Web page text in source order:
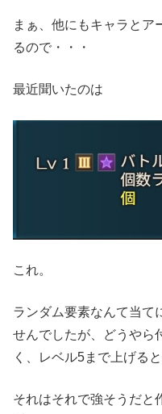
まぁ、他にもキャラとア
るので・・・
最近聞いたのは
これ。
ランダム要素なんて当て
せんでしたが、どうやら
く、レベル5まで上げる
それはそれで強そうだと